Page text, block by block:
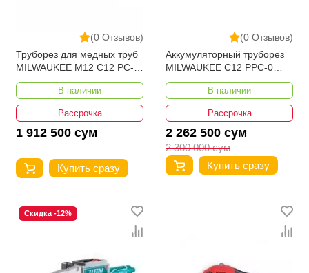
(0 Отзывов)
Труборез для медных труб
MILWAUKEE M12 C12 PC-0
4933411920
В наличии
Рассрочка
1 912 500 сум
Купить сразу
(0 Отзывов)
Аккумуляторный труборез
MILWAUKEE C12 PPC-0
4933416550
В наличии
Рассрочка
2 262 500 сум
2 300 000 сум
Купить сразу
Скидка -12%